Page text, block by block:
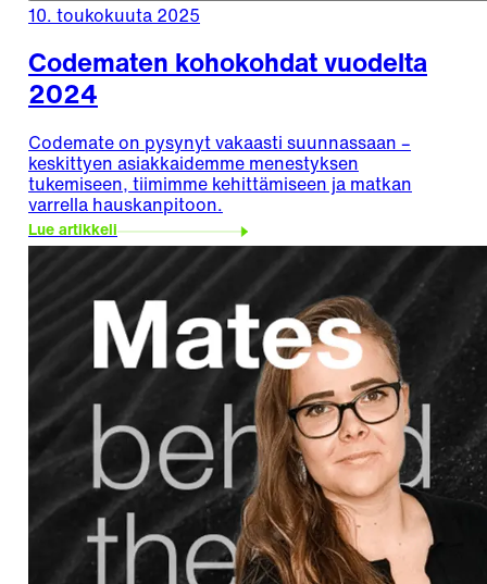
10. toukokuuta 2025
Codematen kohokohdat vuodelta
2024
Codemate on pysynyt vakaasti suunnassaan –
keskittyen asiakkaidemme menestyksen
tukemiseen, tiimimme kehittämiseen ja matkan
varrella hauskanpitoon.
Lue artikkeli